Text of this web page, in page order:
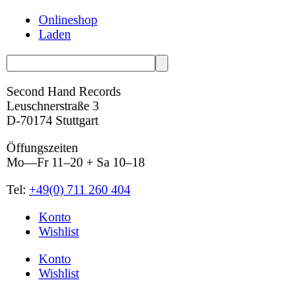
Onlineshop
Laden
Second Hand Records
Leuschnerstraße 3
D-70174 Stuttgart
Öffungszeiten
Mo—Fr 11–20 + Sa 10–18
Tel: +49(0) 711 260 404
Skip
Konto
Wishlist
Konto
Wishlist